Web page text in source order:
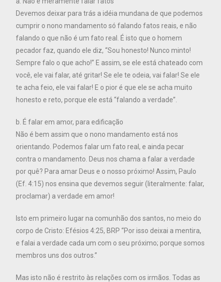
Devemos deixar para trás a idéia mundana de que podemos
cumprir o nono mandamento só falando fatos reais, e não
falando o que não é um fato real. É isto que o homem
pecador faz, quando ele diz, “Sou honesto! Nunco minto!
Sempre falo o que acho!” E assim, se ele está chateado com
você, ele vai falar, até gritar! Se ele te odeia, vai falar! Se ele
te acha feio, ele vai falar! E o pior é que ele se acha muito
honesto e reto, porque ele está “falando a verdade”.
b. É falar em amor, para edificação
Não é bem assim que o nono mandamento está nos
orientando. Podemos falar um fato real, e ainda pecar
contra o mandamento. Deus nos chama a falar a verdade
por quê? Para amar Deus e o nosso próximo! Assim, Paulo
(Ef. 4:15) nos ensina que devemos seguir (literalmente: falar,
proclamar) a verdade em amor!
Isto em primeiro lugar na comunhão dos santos, no meio do
corpo de Cristo: Efésios 4:25, BRP “Por isso deixai a mentira,
e falai a verdade cada um com o seu próximo; porque somos
membros uns dos outros.”
Mas isto não é restrito às relações com os irmãos. Todas as